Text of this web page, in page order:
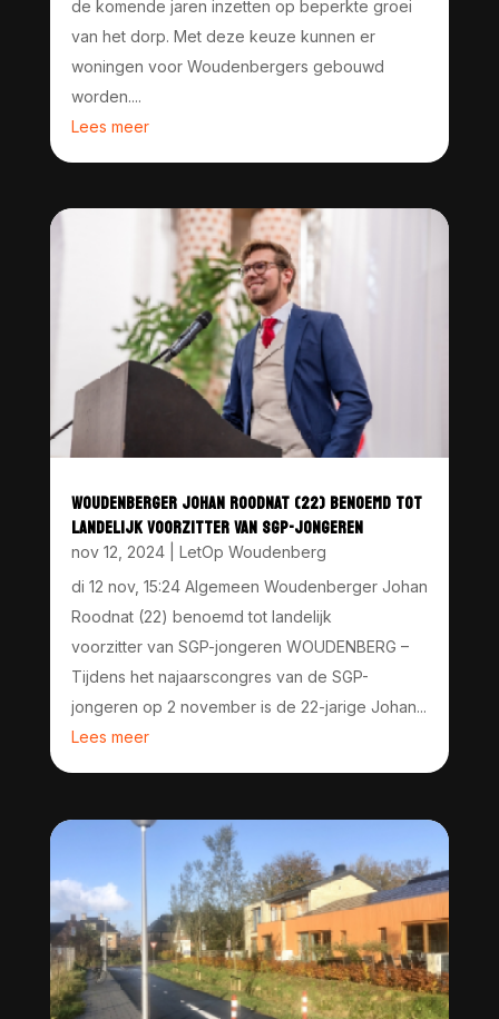
de komende jaren inzetten op beperkte groei
van het dorp. Met deze keuze kunnen er
woningen voor Woudenbergers gebouwd
worden....
Lees meer
WOUDENBERGER JOHAN ROODNAT (22) BENOEMD TOT
LANDELIJK VOORZITTER VAN SGP-JONGEREN
nov 12, 2024| LetOp Woudenberg
di 12 nov, 15:24 Algemeen Woudenberger Johan
Roodnat (22) benoemd tot landelijk
voorzitter van SGP-jongeren WOUDENBERG –
Tijdens het najaarscongres van de SGP-
jongeren op 2 november is de 22-jarige Johan...
Lees meer